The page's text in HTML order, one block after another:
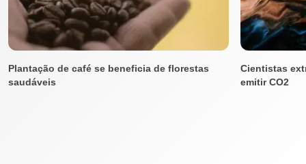
Plantação de café se beneficia de florestas
saudáveis
Cientistas
emitir CO2